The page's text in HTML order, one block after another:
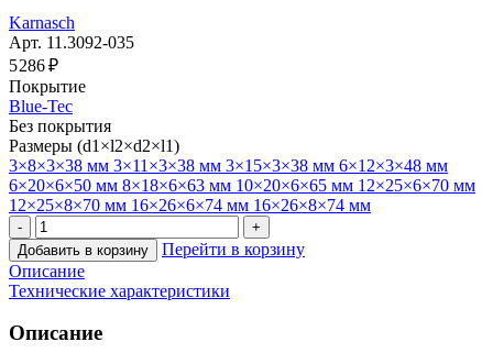
Karnasch
Арт. 11.3092-035
5 286 ₽
Покрытие
Blue-Tec
Без покрытия
Размеры (d1×l2×d2×l1)
3×8×3×38 мм 3×11×3×38 мм 3×15×3×38 мм 6×12×3×48 мм
6×20×6×50 мм 8×18×6×63 мм 10×20×6×65 мм 12×25×6×70 мм
12×25×8×70 мм 16×26×6×74 мм 16×26×8×74 мм
Добавить в корзину
Перейти в корзину
Описание
Технические характеристики
Описание